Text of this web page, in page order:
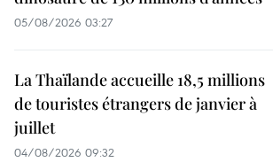
05/08/2026 03:27
La Thaïlande accueille 18,5 millions
de touristes étrangers de janvier à
juillet
04/08/2026 09:32